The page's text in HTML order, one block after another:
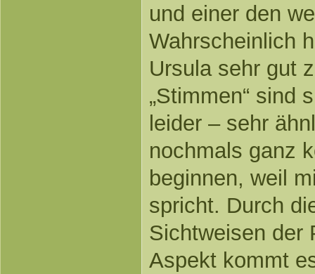
und einer den
Wahrscheinlich
Ursula sehr gut
„Stimmen“ sind
leider – sehr
nochmals ganz
beginnen, weil
spricht. Durch
Sichtweisen der
Aspekt kommt